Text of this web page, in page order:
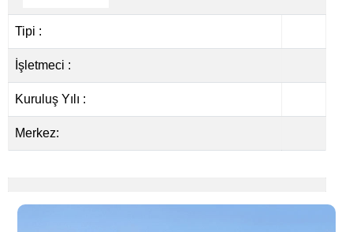
Tipi :
İşletmeci :
Kuruluş Yılı :
Merkez: